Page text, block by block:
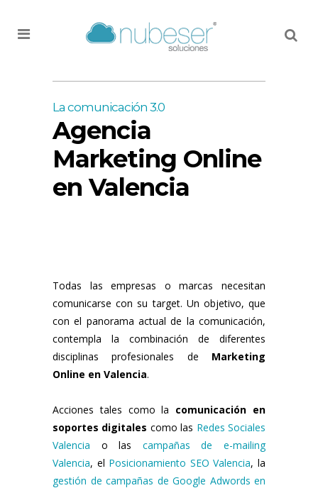
La comunicación 3.0
Agencia
Marketing Online
en Valencia
Todas las empresas o marcas necesitan
comunicarse con su target. Un objetivo, que
con el panorama actual de la comunicación,
contempla la combinación de diferentes
disciplinas profesionales de Marketing
Online en Valencia.
Acciones tales como la comunicación en
soportes digitales como las Redes Sociales
Valencia o las campañas de e-mailing
Valencia, el Posicionamiento SEO Valencia, la
gestión de campañas de Google Adwords en